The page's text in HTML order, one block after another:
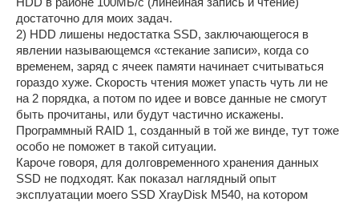
достаточно для моих задач.
2) HDD лишены недостатка SSD, заключающегося в
явлении называющемся «стекание записи», когда со
временем, заряд с ячеек памяти начинает считываться
гораздо хуже. Скорость чтения может упасть чуть ли не
на 2 порядка, а потом по идее и вовсе данные не смогут
быть прочитаны, или будут частично искажены.
Программный RAID 1, созданный в той же винде, тут тоже
особо не поможет в такой ситуации.
Кароче говоря, для долговременного хранения данных
SSD не подходят. Как показал наглядный опыт
эксплуатации моего SSD XrayDisk M540, на котором